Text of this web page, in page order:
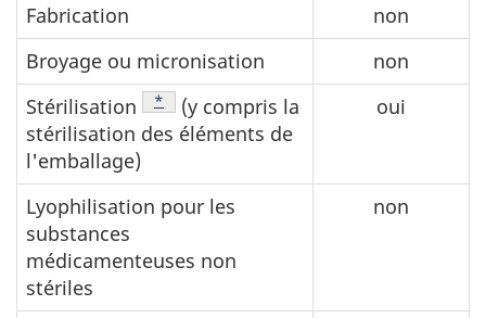
Fabrication
non
Broyage ou micronisation
non
Stérilisation
Note de bas de page
*
(y compris la
stérilisation des éléments de
l'emballage)
oui
Lyophilisation pour les
substances
médicamenteuses non
stériles
non